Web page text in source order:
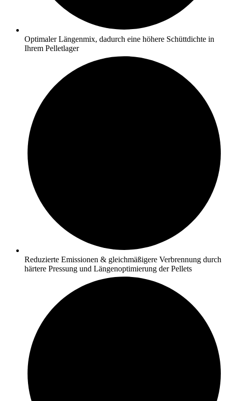
Optimaler Längenmix, dadurch eine höhere Schüttdichte in
Ihrem Pelletlager
Reduzierte Emissionen & gleichmäßigere Verbrennung durch
härtere Pressung und Längenoptimierung der Pellets